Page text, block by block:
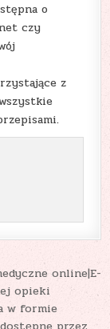
o
czy
z
online|E-
opieki
w formie